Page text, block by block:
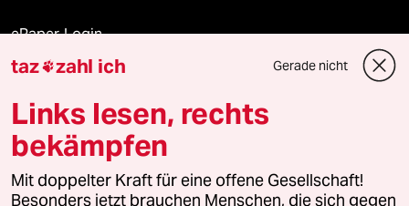
ePaper Login
Downloads für Abonnierende
© 2026 taz Verlags und Vertriebs GmbH
Alle Rechte vorbehalten. Bei rechtlichen Fragen oder für Genehmigungen
wenden Sie sich bitte an lizenzen@taz.de
taz zahl ich Gerade nicht
Links lesen, rechts
bekämpfen
Mit doppelter Kraft für eine offene Gesellschaft!
Besonders jetzt brauchen Menschen, die sich gegen